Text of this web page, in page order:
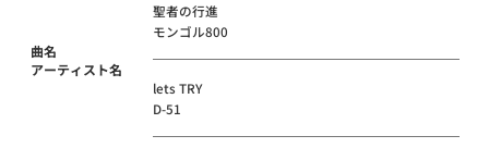
曲名
アーティスト名
聖者の行進
モンゴル800
lets TRY
D-51